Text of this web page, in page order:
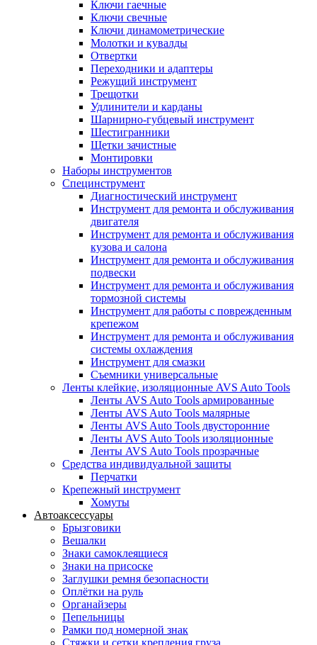
Ключи гаечные
Ключи свечные
Ключи динамометрические
Молотки и кувалды
Отвертки
Переходники и адаптеры
Режущий инструмент
Трещотки
Удлинители и карданы
Шарнирно-губцевый инструмент
Шестигранники
Щетки зачистные
Монтировки
Наборы инструментов
Специнструмент
Диагностический инструмент
Инструмент для ремонта и обслуживания
двигателя
Инструмент для ремонта и обслуживания
кузова и салона
Инструмент для ремонта и обслуживания
подвески
Инструмент для ремонта и обслуживания
тормозной системы
Инструмент для работы с поврежденным
крепежом
Инструмент для ремонта и обслуживания
системы охлаждения
Инструмент для смазки
Съемники универсальные
Ленты клейкие, изоляционные AVS Auto Tools
Ленты AVS Auto Tools армированные
Ленты AVS Auto Tools малярные
Ленты AVS Auto Tools двусторонние
Ленты AVS Auto Tools изоляционные
Ленты AVS Auto Tools прозрачные
Средства индивидуальной защиты
Перчатки
Крепежный инструмент
Хомуты
Автоаксессуары
Брызговики
Вешалки
Знаки самоклеящиеся
Знаки на присоске
Заглушки ремня безопасности
Оплётки на руль
Органайзеры
Пепельницы
Рамки под номерной знак
Стяжки и сетки крепления груза